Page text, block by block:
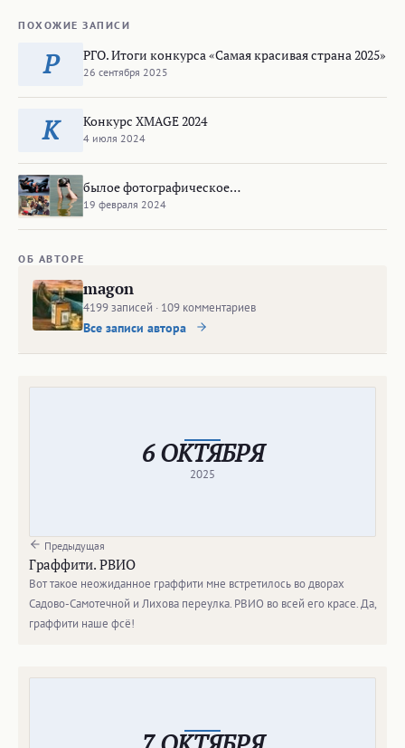
ПОХОЖИЕ ЗАПИСИ
Р РГО. Итоги конкурса «Самая красивая страна 2025»
26 сентября 2025
К Конкурс XMAGE 2024
4 июля 2024
былое фотографическое…
19 февраля 2024
ОБ АВТОРЕ
magon
4199 записей · 109 комментариев
Все записи автора
6 ОКТЯБРЯ
2025
Предыдущая
Граффити. РВИО
Вот такое неожиданное граффити мне встретилось во дворах
Садово-Самотечной и Лихова переулка. РВИО во всей его красе. Да,
граффити наше фсё!